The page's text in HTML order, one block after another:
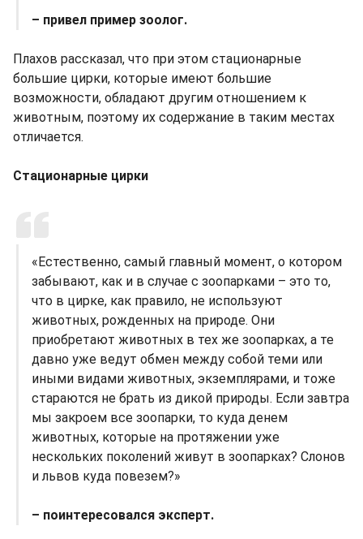
– привел пример зоолог.
Плахов рассказал, что при этом стационарные
большие цирки, которые имеют большие
возможности, обладают другим отношением к
животным, поэтому их содержание в таким местах
отличается.
Стационарные цирки
«Естественно, самый главный момент, о котором
забывают, как и в случае с зоопарками – это то,
что в цирке, как правило, не используют
животных, рожденных на природе. Они
приобретают животных в тех же зоопарках, а те
давно уже ведут обмен между собой теми или
иными видами животных, экземплярами, и тоже
стараются не брать из дикой природы. Если завтра
мы закроем все зоопарки, то куда денем
животных, которые на протяжении уже
нескольких поколений живут в зоопарках? Слонов
и львов куда повезем?»
– поинтересовался эксперт.